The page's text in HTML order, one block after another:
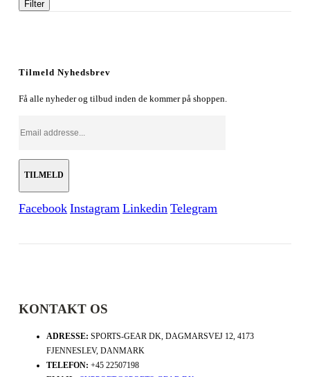
Filter
Tilmeld Nyhedsbrev
Få alle nyheder og tilbud inden de kommer på shoppen.
Facebook Instagram Linkedin Telegram
KONTAKT OS
ADRESSE: SPORTS-GEAR DK, DAGMARSVEJ 12, 4173
FJENNESLEV, DANMARK
TELEFON: +45 22507198